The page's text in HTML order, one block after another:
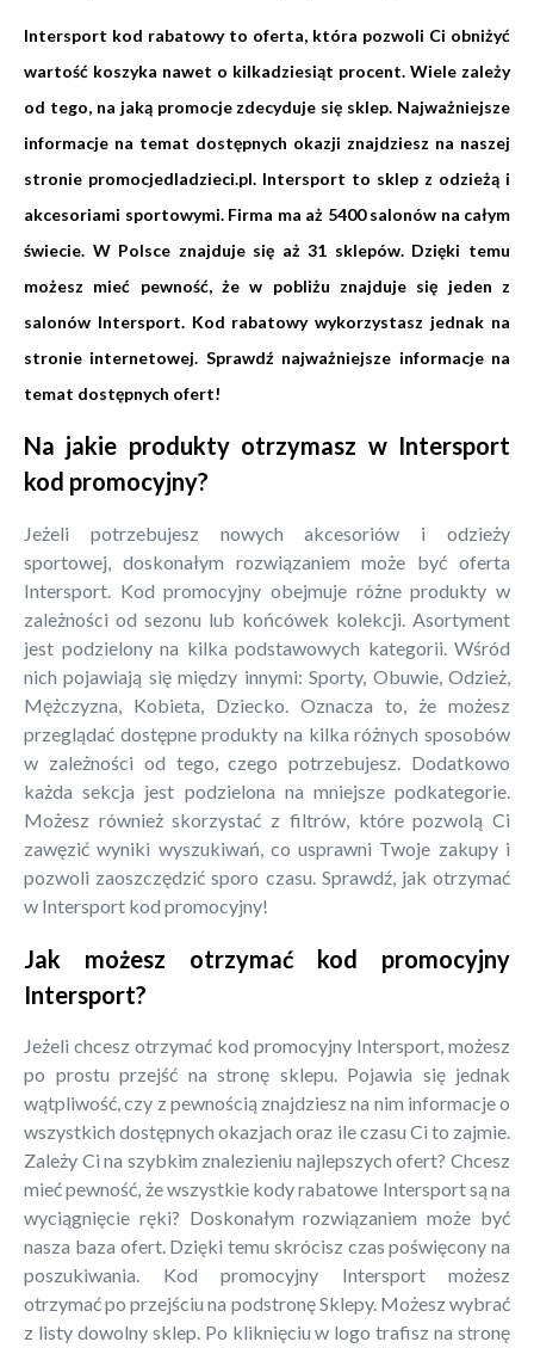
Intersport kod rabatowy to oferta, która pozwoli Ci obniżyć
wartość koszyka nawet o kilkadziesiąt procent. Wiele zależy
od tego, na jaką promocje zdecyduje się sklep. Najważniejsze
informacje na temat dostępnych okazji znajdziesz na naszej
stronie promocjedladzieci.pl. Intersport to sklep z odzieżą i
akcesoriami sportowymi. Firma ma aż 5400 salonów na całym
świecie. W Polsce znajduje się aż 31 sklepów. Dzięki temu
możesz mieć pewność, że w pobliżu znajduje się jeden z
salonów Intersport. Kod rabatowy wykorzystasz jednak na
stronie internetowej. Sprawdź najważniejsze informacje na
temat dostępnych ofert!
Na jakie produkty otrzymasz w Intersport
kod promocyjny?
Jeżeli potrzebujesz nowych akcesoriów i odzieży
sportowej, doskonałym rozwiązaniem może być oferta
Intersport. Kod promocyjny obejmuje różne produkty w
zależności od sezonu lub końcówek kolekcji. Asortyment
jest podzielony na kilka podstawowych kategorii. Wśród
nich pojawiają się między innymi: Sporty, Obuwie, Odzież,
Mężczyzna, Kobieta, Dziecko. Oznacza to, że możesz
przeglądać dostępne produkty na kilka różnych sposobów
w zależności od tego, czego potrzebujesz. Dodatkowo
każda sekcja jest podzielona na mniejsze podkategorie.
Możesz również skorzystać z filtrów, które pozwolą Ci
zawęzić wyniki wyszukiwań, co usprawni Twoje zakupy i
pozwoli zaoszczędzić sporo czasu. Sprawdź, jak otrzymać
w Intersport kod promocyjny!
Jak możesz otrzymać kod promocyjny
Intersport?
Jeżeli chcesz otrzymać kod promocyjny Intersport, możesz
po prostu przejść na stronę sklepu. Pojawia się jednak
wątpliwość, czy z pewnością znajdziesz na nim informacje o
wszystkich dostępnych okazjach oraz ile czasu Ci to zajmie.
Zależy Ci na szybkim znalezieniu najlepszych ofert? Chcesz
mieć pewność, że wszystkie kody rabatowe Intersport są na
wyciągnięcie ręki? Doskonałym rozwiązaniem może być
nasza baza ofert. Dzięki temu skrócisz czas poświęcony na
poszukiwania. Kod promocyjny Intersport możesz
otrzymać po przejściu na podstronę Sklepy. Możesz wybrać
z listy dowolny sklep. Po kliknięciu w logo trafisz na stronę